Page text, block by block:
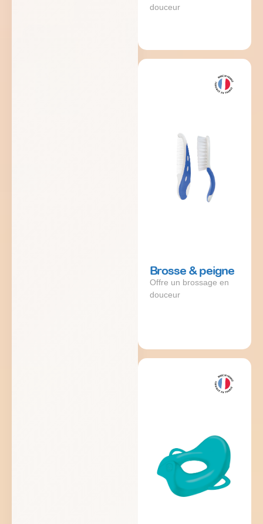
douceur
Brosse & peigne
Offre un brossage en
douceur